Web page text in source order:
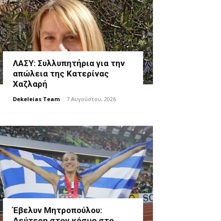
ΛΑΣΥ: Συλλυπητήρια για την
απώλεια της Κατερίνας
Χαζλαρή
Dekeleias Team - 7 Αυγούστου, 2026
Έβελυν Μητροπούλου: